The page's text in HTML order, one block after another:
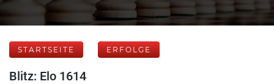
STARTSEITE ERFOLGE
Blitz: Elo 1614